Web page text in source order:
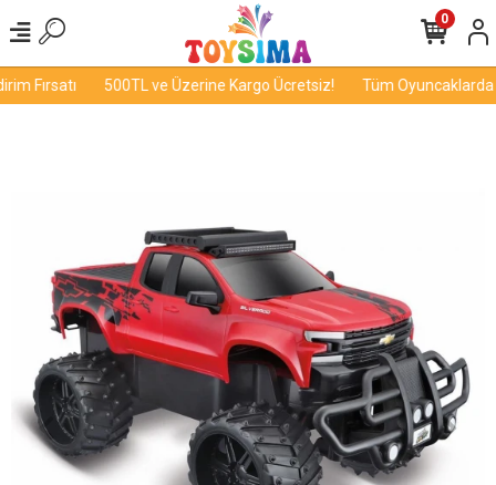
Fırsatı 500TL ve Üzerine Kargo Ücretsiz! Tüm Oyuncaklarda
0